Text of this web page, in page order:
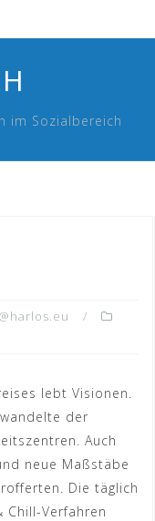
im Sozialbereich
lebt Visionen.
der
Auch
neue Maßstäbe
Die täglich
Chill-Verfahren